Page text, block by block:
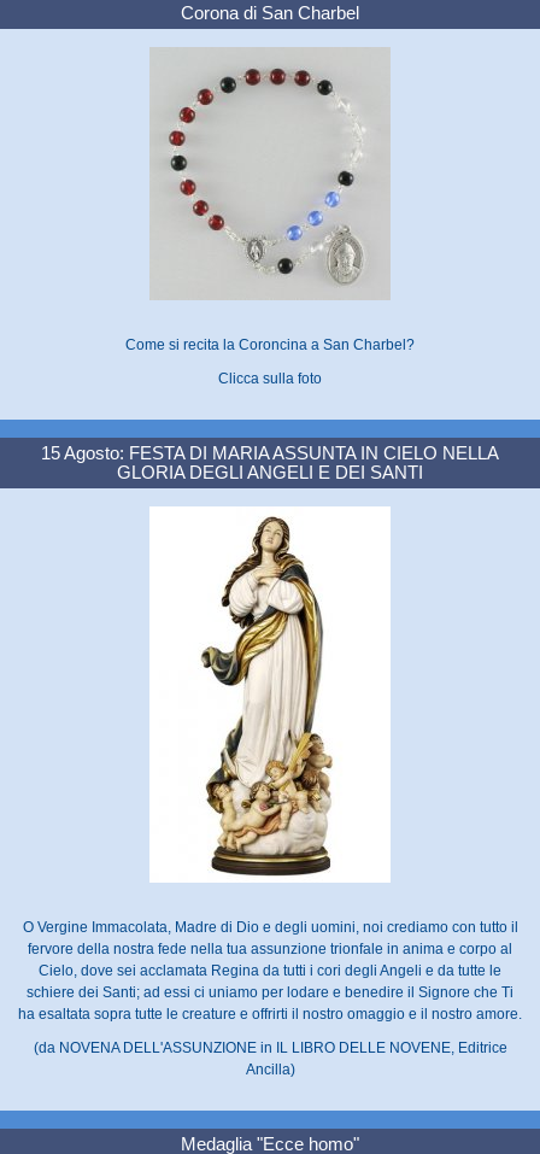
Corona di San Charbel
Come si recita la Coroncina a San Charbel?
Clicca sulla foto
15 Agosto: FESTA DI MARIA ASSUNTA IN CIELO NELLA
GLORIA DEGLI ANGELI E DEI SANTI
O Vergine Immacolata, Madre di Dio e degli uomini, noi crediamo con tutto il
fervore della nostra fede nella tua assunzione trionfale in anima e corpo al
Cielo, dove sei acclamata Regina da tutti i cori degli Angeli e da tutte le
schiere dei Santi; ad essi ci uniamo per lodare e benedire il Signore che Ti
ha esaltata sopra tutte le creature e offrirti il nostro omaggio e il nostro amore.
(da NOVENA DELL'ASSUNZIONE in IL LIBRO DELLE NOVENE, Editrice
Ancilla)
Medaglia "Ecce homo"